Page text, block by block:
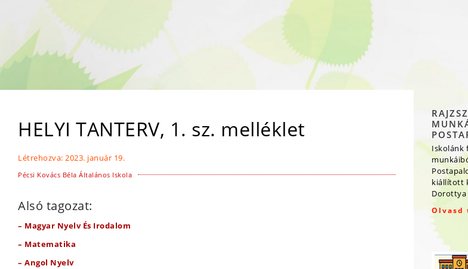
HELYI TANTERV, 1. sz. melléklet
Létrehozva: 2023. január 19.
Pécsi Kovács Béla Általános Iskola
Alsó tagozat:
– Magyar Nyelv És Irodalom
– Matematika
– Angol Nyelv
Iskolánk
kiállított
Dorottya
Olvasd